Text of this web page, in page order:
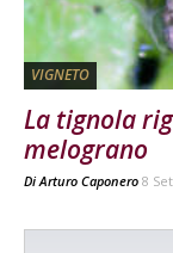
VIGNETO
La tignola
melograno
DiArturo Caponero 8